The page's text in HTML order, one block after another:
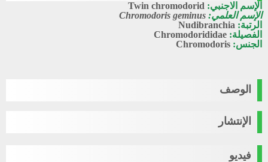
الإسم الاجنبي: Twin chromodorid
الإسم العلمي: Chromodoris geminus
الرتبة: Nudibranchia
الفصيلة: Chromodorididae
الجنس: Chromodoris
الوصف
الإنتشار
فيديو